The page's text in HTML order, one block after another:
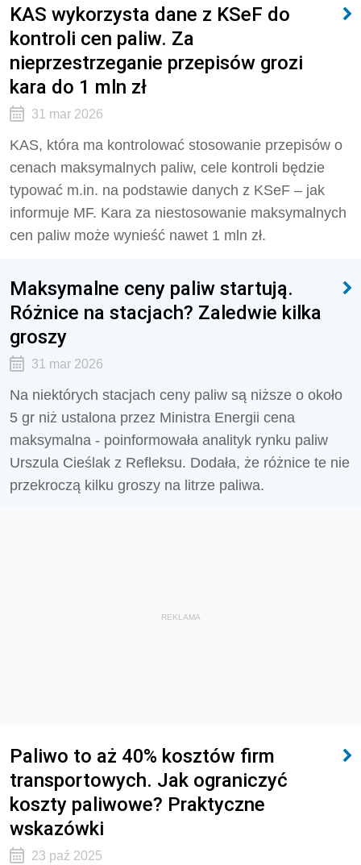
KAS wykorzysta dane z KSeF do
kontroli cen paliw. Za
nieprzestrzeganie przepisów grozi
kara do 1 mln zł
31 mar 2026
KAS, która ma kontrolować stosowanie przepisów o
cenach maksymalnych paliw, cele kontroli będzie
typować m.in. na podstawie danych z KSeF – jak
informuje MF. Kara za niestosowanie maksymalnych
cen paliw może wynieść nawet 1 mln zł.
Maksymalne ceny paliw startują.
Różnice na stacjach? Zaledwie kilka
groszy
31 mar 2026
Na niektórych stacjach ceny paliw są niższe o około
5 gr niż ustalona przez Ministra Energii cena
maksymalna - poinformowała analityk rynku paliw
Urszula Cieślak z Refleksu. Dodała, że różnice te nie
przekroczą kilku groszy na litrze paliwa.
REKLAMA
Paliwo to aż 40% kosztów firm
transportowych. Jak ograniczyć
koszty paliwowe? Praktyczne
wskazówki
23 paź 2025